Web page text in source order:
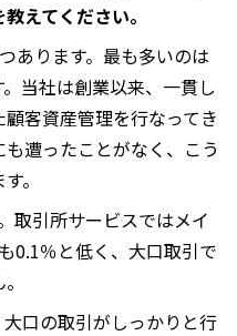
えてください。
あります。最も多いのは
当社は創業以来、一貫し
客資産管理を行なってき
遭ったことがなく、こう
。
取引所サービスではメイ
0.1％と低く、大口取引で
口の取引がしっかりと行